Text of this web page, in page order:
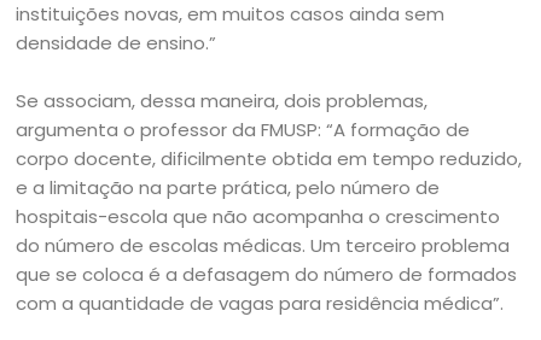
instituições novas, em muitos casos ainda sem
densidade de ensino.”
Se associam, dessa maneira, dois problemas,
argumenta o professor da FMUSP: “A formação de
corpo docente, dificilmente obtida em tempo reduzido,
e a limitação na parte prática, pelo número de
hospitais-escola que não acompanha o crescimento
do número de escolas médicas. Um terceiro problema
que se coloca é a defasagem do número de formados
com a quantidade de vagas para residência médica”.